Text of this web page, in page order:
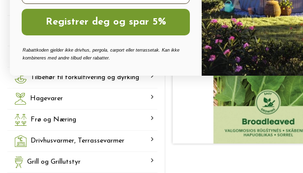
Polykarbonat, Glass Og Tilbehør
Terrassetak, Pergola, Hagestuer,
Carport
Drivhus vanningssett
Tilbehør til forkultivering og dyrking
Hagevarer
Frø og Næring
Drivhusvarmer, Terrassevarmer
Grill og Grillutstyr
Registrer deg og spar 5%
Rabattkoden gjelder ikke drivhus, pergola, carport eller terrassetak. Kan ikke
kombineres med andre tilbud eller rabatter.